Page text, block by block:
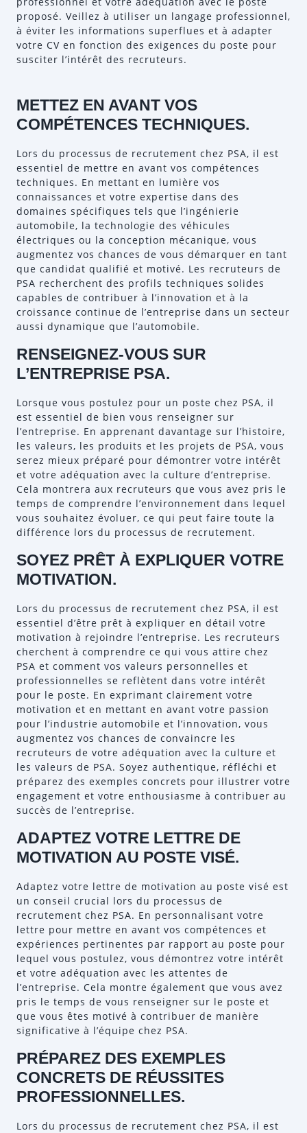
proposé. Veillez à utiliser un langage professionnel,
à éviter les informations superflues et à adapter
votre CV en fonction des exigences du poste pour
susciter l’intérêt des recruteurs.
METTEZ EN AVANT VOS
COMPÉTENCES TECHNIQUES.
Lors du processus de recrutement chez PSA, il est
essentiel de mettre en avant vos compétences
techniques. En mettant en lumière vos
connaissances et votre expertise dans des
domaines spécifiques tels que l’ingénierie
automobile, la technologie des véhicules
électriques ou la conception mécanique, vous
augmentez vos chances de vous démarquer en tant
que candidat qualifié et motivé. Les recruteurs de
PSA recherchent des profils techniques solides
capables de contribuer à l’innovation et à la
croissance continue de l’entreprise dans un secteur
aussi dynamique que l’automobile.
RENSEIGNEZ-VOUS SUR
L’ENTREPRISE PSA.
Lorsque vous postulez pour un poste chez PSA, il
est essentiel de bien vous renseigner sur
l’entreprise. En apprenant davantage sur l’histoire,
les valeurs, les produits et les projets de PSA, vous
serez mieux préparé pour démontrer votre intérêt
et votre adéquation avec la culture d’entreprise.
Cela montrera aux recruteurs que vous avez pris le
temps de comprendre l’environnement dans lequel
vous souhaitez évoluer, ce qui peut faire toute la
différence lors du processus de recrutement.
SOYEZ PRÊT À EXPLIQUER VOTRE
MOTIVATION.
Lors du processus de recrutement chez PSA, il est
essentiel d’être prêt à expliquer en détail votre
motivation à rejoindre l’entreprise. Les recruteurs
cherchent à comprendre ce qui vous attire chez
PSA et comment vos valeurs personnelles et
professionnelles se reflètent dans votre intérêt
pour le poste. En exprimant clairement votre
motivation et en mettant en avant votre passion
pour l’industrie automobile et l’innovation, vous
augmentez vos chances de convaincre les
recruteurs de votre adéquation avec la culture et
les valeurs de PSA. Soyez authentique, réfléchi et
préparez des exemples concrets pour illustrer votre
engagement et votre enthousiasme à contribuer au
succès de l’entreprise.
ADAPTEZ VOTRE LETTRE DE
MOTIVATION AU POSTE VISÉ.
Adaptez votre lettre de motivation au poste visé est
un conseil crucial lors du processus de
recrutement chez PSA. En personnalisant votre
lettre pour mettre en avant vos compétences et
expériences pertinentes par rapport au poste pour
lequel vous postulez, vous démontrez votre intérêt
et votre adéquation avec les attentes de
l’entreprise. Cela montre également que vous avez
pris le temps de vous renseigner sur le poste et
que vous êtes motivé à contribuer de manière
significative à l’équipe chez PSA.
PRÉPAREZ DES EXEMPLES
CONCRETS DE RÉUSSITES
PROFESSIONNELLES.
Lors du processus de recrutement chez PSA, il est